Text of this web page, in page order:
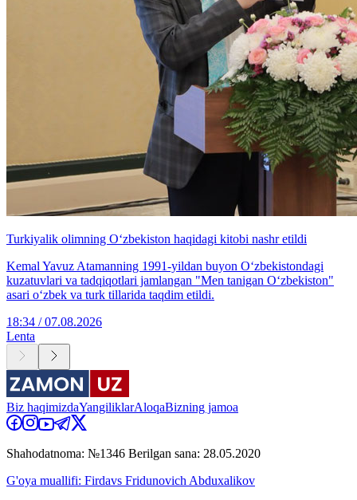
Turkiyalik olimning O‘zbekiston haqidagi kitobi nashr etildi
Kemal Yavuz Atamanning 1991-yildan buyon O‘zbekistondagi
kuzatuvlari va tadqiqotlari jamlangan "Men tanigan O‘zbekiston"
asari o‘zbek va turk tillarida taqdim etildi.
18:34 / 07.08.2026
Lenta
Biz haqimizdaYangiliklarAloqaBizning jamoa
Shahodatnoma: №1346 Berilgan sana: 28.05.2020
G'oya muallifi: Firdavs Fridunovich Abduxalikov